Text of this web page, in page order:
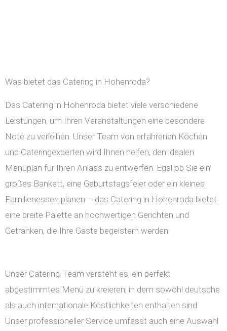
Was bietet das Catering in Hohenroda?
Das Catering in Hohenroda bietet viele verschiedene
Leistungen, um Ihren Veranstaltungen eine besondere
Note zu verleihen. Unser Team von erfahrenen Köchen
und Cateringexperten wird Ihnen helfen, den idealen
Menüplan für Ihren Anlass zu entwerfen. Egal ob Sie ein
großes Bankett, eine Geburtstagsfeier oder ein kleines
Familienessen planen – das Catering in Hohenroda bietet
eine breite Palette an hochwertigen Gerichten und
Getränken, die Ihre Gäste begeistern werden.
Unser Catering-Team versteht es, ein perfekt
abgestimmtes Menü zu kreieren, in dem sowohl deutsche
als auch internationale Köstlichkeiten enthalten sind.
Unser professioneller Service umfasst auch eine Auswahl